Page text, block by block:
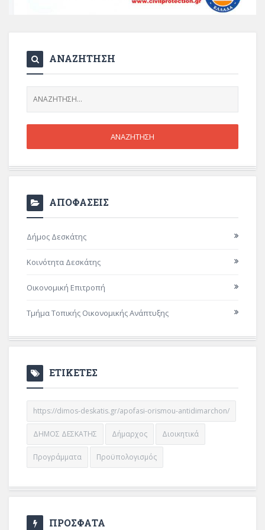
ΑΝΑΖΗΤΗΣΗ
ΑΠΟΦΑΣΕΙΣ
Δήμος Δεσκάτης
Κοινότητα Δεσκάτης
Οικονομική Επιτροπή
Τμήμα Τοπικής Οικονομικής Ανάπτυξης
ΕΤΙΚΕΤΕΣ
https://dimos-deskatis.gr/apofasi-orismou-antidimarchon/
ΔΗΜΟΣ ΔΕΣΚΑΤΗΣ Δήμαρχος Διοικητικά
Προγράμματα Προϋπολογισμός
ΠΡΟΣΦΑΤΑ